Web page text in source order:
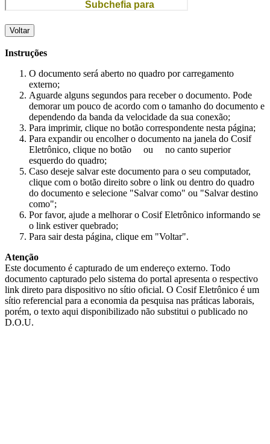
Voltar
Instruções
O documento será aberto no quadro por carregamento
externo;
Aguarde alguns segundos para receber o documento. Pode
demorar um pouco de acordo com o tamanho do documento e
dependendo da banda da velocidade da sua conexão;
Para imprimir, clique no botão correspondente nesta página;
Para expandir ou encolher o documento na janela do Cosif
Eletrônico, clique no botão
ou
no canto superior
esquerdo do quadro;
Caso deseje salvar este documento para o seu computador,
clique com o botão direito sobre o link ou dentro do quadro
do documento e selecione "Salvar como" ou "Salvar destino
como";
Por favor, ajude a melhorar o Cosif Eletrônico informando se
o link estiver quebrado;
Para sair desta página, clique em "Voltar".
Atenção
Este documento é capturado de um endereço externo. Todo
documento capturado pelo sistema do portal apresenta o respectivo
link direto para dispositivo no sítio oficial. O Cosif Eletrônico é um
sítio referencial para a economia da pesquisa nas práticas laborais,
porém, o texto aqui disponibilizado não substitui o publicado no
D.O.U.